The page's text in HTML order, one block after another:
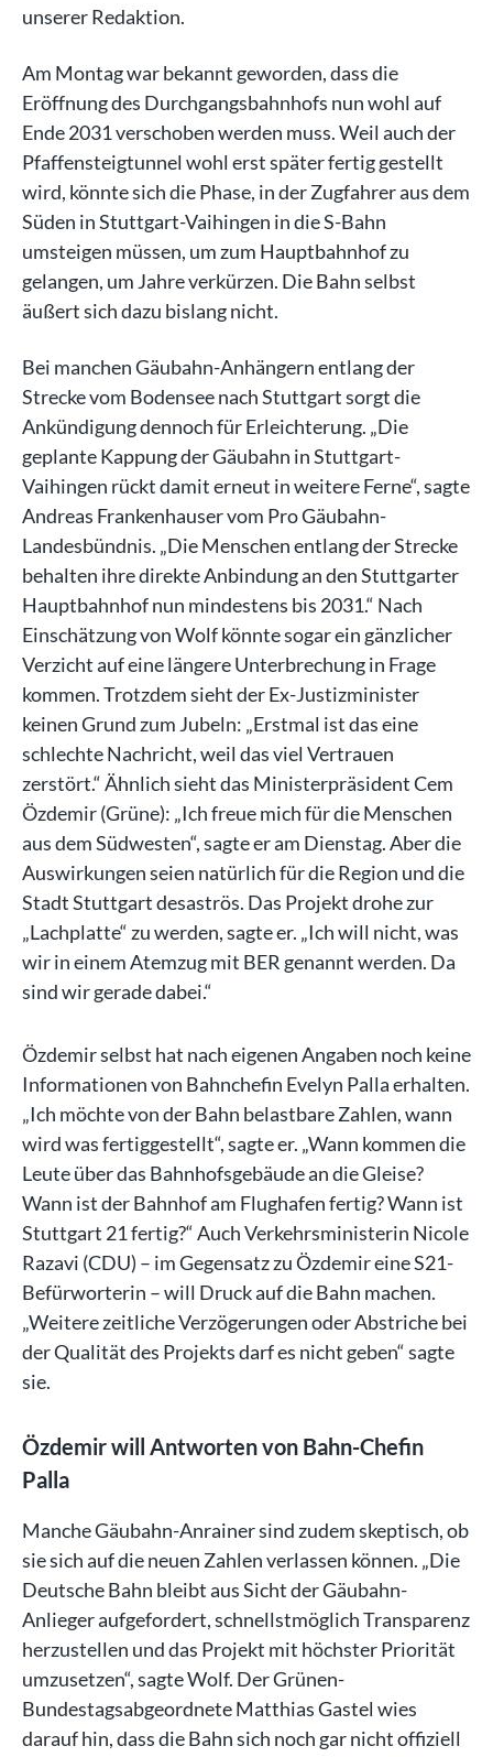
unserer Redaktion.
Am Montag war bekannt geworden, dass die
Eröffnung des Durchgangsbahnhofs nun wohl auf
Ende 2031 verschoben werden muss. Weil auch der
Pfaffensteigtunnel wohl erst später fertig gestellt
wird, könnte sich die Phase, in der Zugfahrer aus dem
Süden in Stuttgart-Vaihingen in die S-Bahn
umsteigen müssen, um zum Hauptbahnhof zu
gelangen, um Jahre verkürzen. Die Bahn selbst
äußert sich dazu bislang nicht.
Bei manchen Gäubahn-Anhängern entlang der
Strecke vom Bodensee nach Stuttgart sorgt die
Ankündigung dennoch für Erleichterung. „Die
geplante Kappung der Gäubahn in Stuttgart-
Vaihingen rückt damit erneut in weitere Ferne“, sagte
Andreas Frankenhauser vom Pro Gäubahn-
Landesbündnis. „Die Menschen entlang der Strecke
behalten ihre direkte Anbindung an den Stuttgarter
Hauptbahnhof nun mindestens bis 2031.“ Nach
Einschätzung von Wolf könnte sogar ein gänzlicher
Verzicht auf eine längere Unterbrechung in Frage
kommen. Trotzdem sieht der Ex-Justizminister
keinen Grund zum Jubeln: „Erstmal ist das eine
schlechte Nachricht, weil das viel Vertrauen
zerstört.“ Ähnlich sieht das Ministerpräsident Cem
Özdemir (Grüne): „Ich freue mich für die Menschen
aus dem Südwesten“, sagte er am Dienstag. Aber die
Auswirkungen seien natürlich für die Region und die
Stadt Stuttgart desaströs. Das Projekt drohe zur
„Lachplatte“ zu werden, sagte er. „Ich will nicht, was
wir in einem Atemzug mit BER genannt werden. Da
sind wir gerade dabei.“
Özdemir selbst hat nach eigenen Angaben noch keine
Informationen von Bahnchefin Evelyn Palla erhalten.
„Ich möchte von der Bahn belastbare Zahlen, wann
wird was fertiggestellt“, sagte er. „Wann kommen die
Leute über das Bahnhofsgebäude an die Gleise?
Wann ist der Bahnhof am Flughafen fertig? Wann ist
Stuttgart 21 fertig?“ Auch Verkehrsministerin Nicole
Razavi (CDU) – im Gegensatz zu Özdemir eine S21-
Befürworterin – will Druck auf die Bahn machen.
„Weitere zeitliche Verzögerungen oder Abstriche bei
der Qualität des Projekts darf es nicht geben“ sagte
sie.
Özdemir will Antworten von Bahn-Chefin
Palla
Manche Gäubahn-Anrainer sind zudem skeptisch, ob
sie sich auf die neuen Zahlen verlassen können. „Die
Deutsche Bahn bleibt aus Sicht der Gäubahn-
Anlieger aufgefordert, schnellstmöglich Transparenz
herzustellen und das Projekt mit höchster Priorität
umzusetzen“, sagte Wolf. Der Grünen-
Bundestagsabgeordnete Matthias Gastel wies
darauf hin, dass die Bahn sich noch gar nicht offiziell